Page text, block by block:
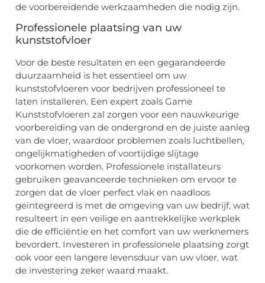
de voorbereidende werkzaamheden die nodig zijn.
Professionele plaatsing van uw
kunststofvloer
Voor de beste resultaten en een gegarandeerde
duurzaamheid is het essentieel om uw
kunststofvloeren voor bedrijven professioneel te
laten installeren. Een expert zoals Game
Kunststofvloeren zal zorgen voor een nauwkeurige
voorbereiding van de ondergrond en de juiste aanleg
van de vloer, waardoor problemen zoals luchtbellen,
ongelijkmatigheden of voortijdige slijtage
voorkomen worden. Professionele installateurs
gebruiken geavanceerde technieken om ervoor te
zorgen dat de vloer perfect vlak en naadloos
geïntegreerd is met de omgeving van uw bedrijf, wat
resulteert in een veilige en aantrekkelijke werkplek
die de efficiëntie en het comfort van uw werknemers
bevordert. Investeren in professionele plaatsing zorgt
ook voor een langere levensduur van uw vloer, wat
de investering zeker waard maakt.